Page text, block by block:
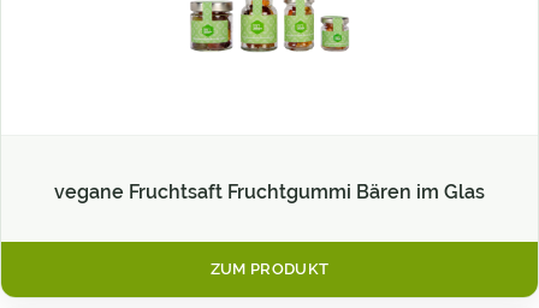
vegane Fruchtsaft Fruchtgummi Bären im Glas
ZUM PRODUKT